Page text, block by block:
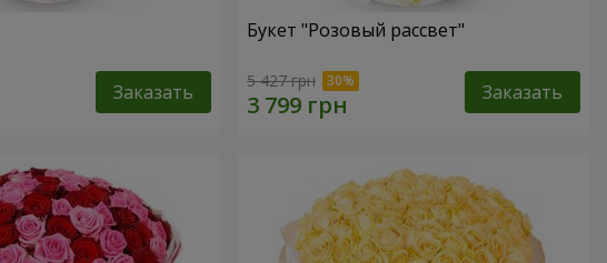
Заказать
Букет "Розовый рассвет"
5 427 грн Заказать